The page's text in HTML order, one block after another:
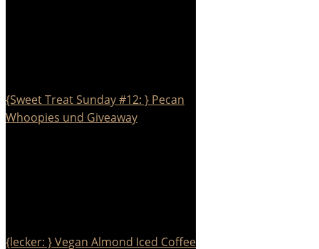
{Sweet Treat Sunday #12: } Pecan
Whoopies und Giveaway
{lecker: } Vegan Almond Iced Coffee